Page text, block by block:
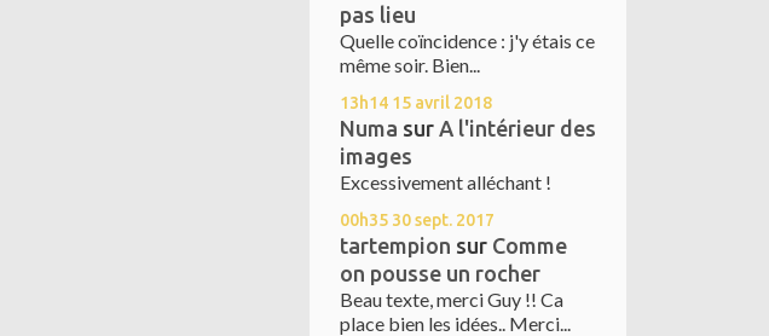
pas lieu
Quelle coïncidence : j'y étais ce
même soir. Bien...
13h14 15 avril 2018
Numa sur A l'intérieur des
images
Excessivement alléchant !
00h35 30sept. 2017
tartempion sur Comme
on pousse un rocher
Beau texte, merci Guy !! Ca
place bien les idées.. Merci...